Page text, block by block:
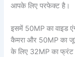
आपके लिए परफेक्ट है।
इसमें 50MP का वाइड
कैमरा और 50MP का
के लिए 32MP का फ्रंट